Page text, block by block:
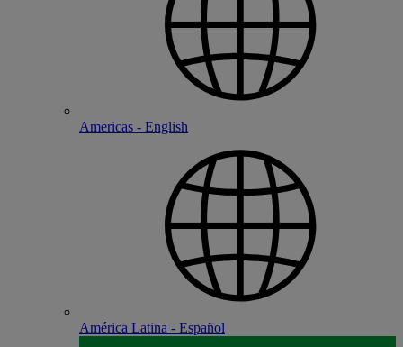
Americas - English
América Latina - Español